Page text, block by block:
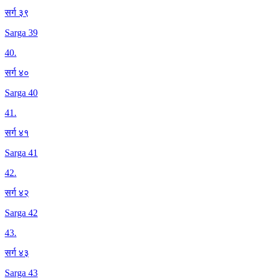
सर्ग ३९
Sarga 39
40.
सर्ग ४०
Sarga 40
41.
सर्ग ४१
Sarga 41
42.
सर्ग ४२
Sarga 42
43.
सर्ग ४३
Sarga 43